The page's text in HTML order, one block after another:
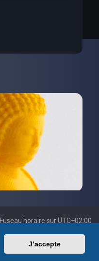
J’accepte
Fuseau horaire surUTC+02:00